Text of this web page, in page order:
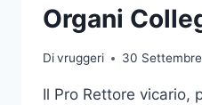
Organi
Divruggeri 30
Il Pro Rettore vicario,